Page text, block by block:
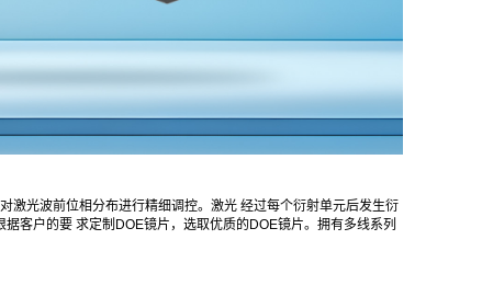
激光波前位相分布进行精细调控。激光 经过每个衍射单元后发生衍
客户的要 求定制DOE镜片，选取优质的DOE镜片。拥有多线系列